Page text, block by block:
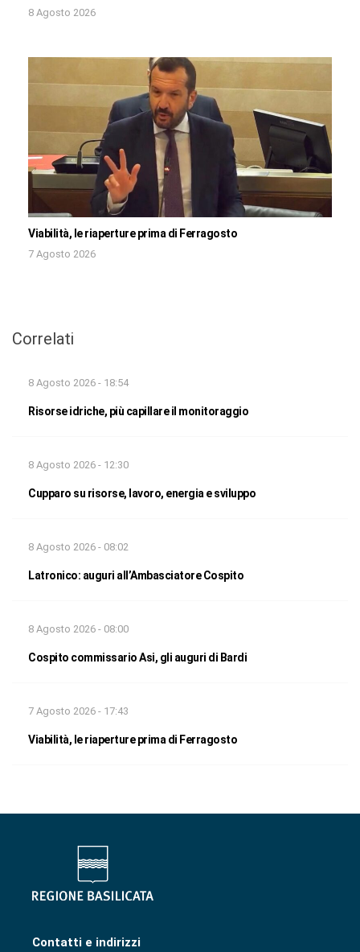
8 Agosto 2026
Viabilità, le riaperture prima di Ferragosto
7 Agosto 2026
Correlati
8 Agosto 2026 - 18:54
Risorse idriche, più capillare il monitoraggio
8 Agosto 2026 - 12:30
Cupparo su risorse, lavoro, energia e sviluppo
8 Agosto 2026 - 08:02
Latronico: auguri all’Ambasciatore Cospito
8 Agosto 2026 - 08:00
Cospito commissario Asi, gli auguri di Bardi
7 Agosto 2026 - 17:43
Viabilità, le riaperture prima di Ferragosto
Contatti e indirizzi